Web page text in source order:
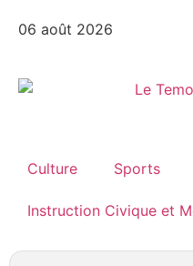
06 août 2026
Culture Sports
Instruction Civique et